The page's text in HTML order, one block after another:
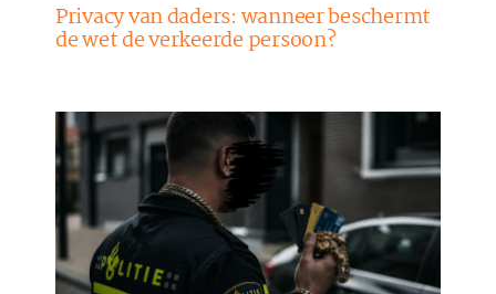
Privacy van daders: wanneer beschermt
de wet de verkeerde persoon?